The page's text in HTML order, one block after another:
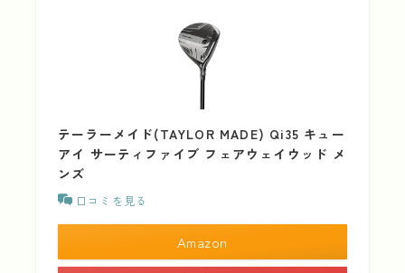
テーラーメイド(TAYLOR MADE) Qi35 キュー
アイ サーティファイブ フェアウェイウッド メ
ンズ
口コミを見る
Amazon